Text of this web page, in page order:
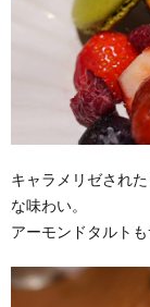
キャラメリゼされ
な味わい。
アーモンドタルト